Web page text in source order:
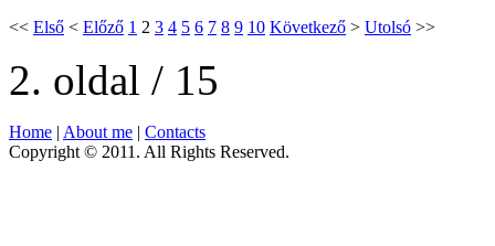
<< Első < Előző 1 2 3 4 5 6 7 8 9 10 Következő > Utolsó >>
2. oldal / 15
Home | About me | Contacts
Copyright © 2011. All Rights Reserved.